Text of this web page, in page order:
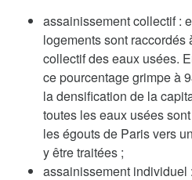
assainissement collectif :
logements sont
collectif des eaux usées.
ce pourcentage grimpe à
la densification de la
toutes les eaux usées
les égouts de Paris vers
y être traitées ;
assainissement individuel